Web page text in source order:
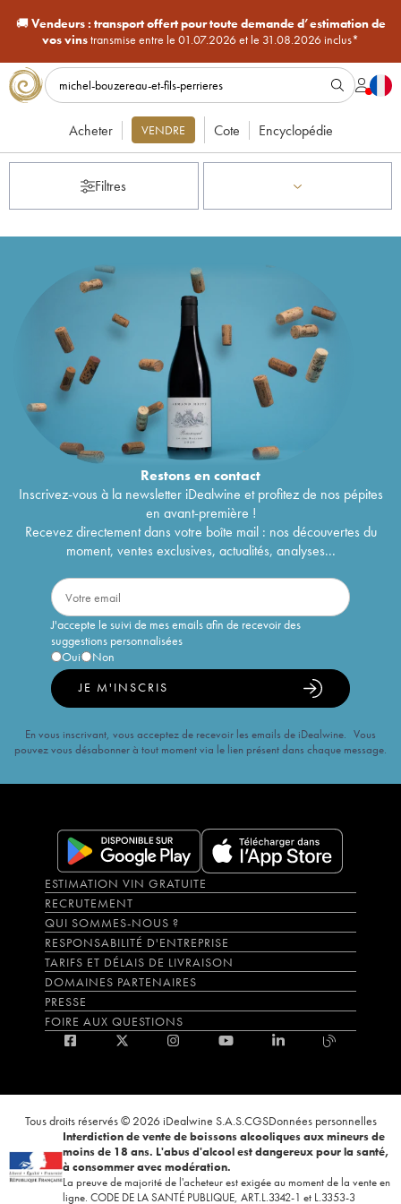
🚚Vendeurs : transport offert pour toute demande d’estimation de
vos vinstransmise entre le 01.07.2026 et le 31.08.2026 inclus*
Acheter VENDRE Cote Encyclopédie
Filtres
Restons encontact
Inscrivez-vous à la newsletter iDealwine et profitez de nos pépites
en avant-première !
Recevez directement dans votre boîte mail : nos découvertes du
moment, ventes exclusives, actualités, analyses...
J'accepte le suivi de mes emails afin de recevoir des
suggestions personnalisées
Oui
Non
JE M'INSCRIS
En vous inscrivant, vous acceptez de recevoir les emails de iDealwine. Vous
pouvez vous désabonner à tout moment via le lien présent dans chaque message.
ESTIMATION VIN GRATUITE
RECRUTEMENT
QUI SOMMES-NOUS ?
RESPONSABILITÉ D'ENTREPRISE
TARIFS ET DÉLAIS DE LIVRAISON
DOMAINES PARTENAIRES
PRESSE
FOIRE AUX QUESTIONS
Tous droits réservés © 2026 iDealwine S.A.S.CGSDonnées personnelles
Interdiction de vente de boissons alcooliques aux mineurs de
moins de 18 ans. L'abus d'alcool est dangereux pour la santé,
à consommer avec modération.
La preuve de majorité de l'acheteur est exigée au moment de la vente en
ligne. CODE DE LA SANTÉ PUBLIQUE, ART.L.3342-1 et L.3353-3